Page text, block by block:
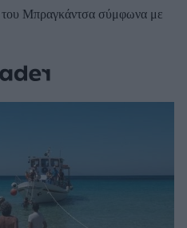
του Μπραγκάντσα σύμφωνα με